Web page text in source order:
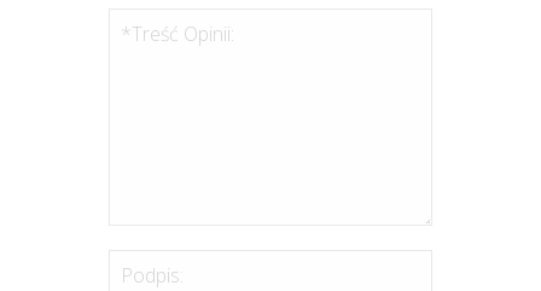
*Treść Opinii:
Podpis: